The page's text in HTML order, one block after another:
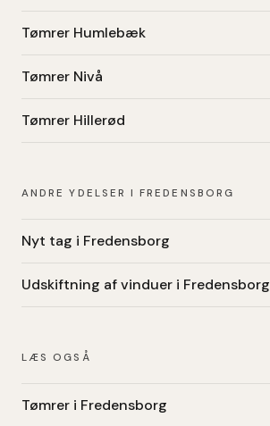
Tømrer Humlebæk
Tømrer Nivå
Tømrer Hillerød
ANDRE YDELSER I FREDENSBORG
Nyt tag i Fredensborg
Udskiftning af vinduer i Fredensborg
LÆS OGSÅ
Tømrer i Fredensborg